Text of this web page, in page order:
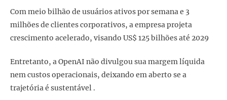
Com meio bilhão de usuários ativos por semana e 3
milhões de clientes corporativos, a empresa projeta
crescimento acelerado, visando US$ 125 bilhões até 2029
Entretanto, a OpenAI não divulgou sua margem líquida
nem custos operacionais, deixando em aberto se a
trajetória é sustentável .